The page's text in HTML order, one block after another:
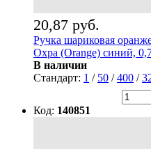
20,87 руб.
Ручка шариковая
Охра (Orange) синий,
В наличии
Стандарт: 1 / 50 /400 /
Код: 140851